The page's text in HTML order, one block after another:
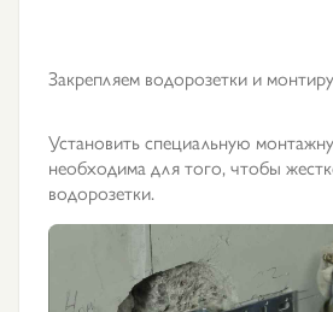
Закрепляем водорозетки и
Установить специальную
необходима для того, чтобы
водорозетки.